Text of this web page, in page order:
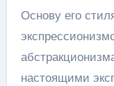
Основу его
настоящими